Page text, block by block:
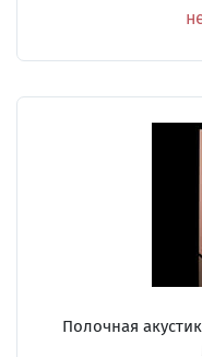
Полочная